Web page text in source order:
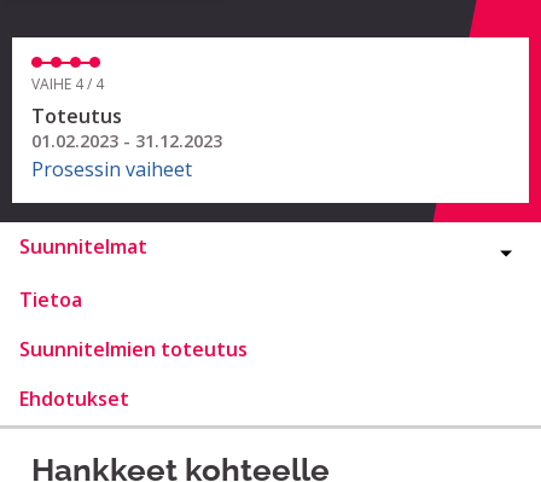
VAIHE 4 / 4
Toteutus
01.02.2023 - 31.12.2023
Prosessin vaiheet
Suunnitelmat
Tietoa
Suunnitelmien toteutus
Ehdotukset
Hankkeet kohteelle